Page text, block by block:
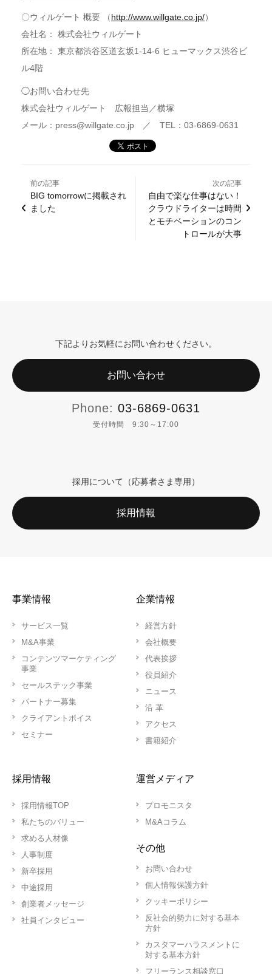
〇ウィルゲート 概要 （http://www.willgate.co.jp/）
会社名： 株式会社ウィルゲート
所在地： 東京都渋谷区道玄坂1-14-6 ヒューマックス渋谷ビ
ル4階
◯お問い合わせ先
株式会社ウィルゲート 広報担当／横塚
メール：press@willgate.co.jp ／ TEL：03-6869-0631
前の記事
BIG tomorrowに掲載され
ました
次の記事
自由で楽な仕事はない！
クラウドライターは時間
とモチベーションのコン
トロールが大事
下記よりお気軽にお問い合わせください。
お問い合わせ
Phone: 03-6869-0631
受付時間 9:30～17:00
採用について（応募者さま専用）
採用情報
事業情報
サービス一覧
M&A事業
コンテンツマーケティング
事業
セールステック事業
パートナー募集
クライアントボイス
セミナー
企業情報
経営方針
会社概要
代表挨拶
役員紹介
ニュース
沿 革
アクセス
書籍紹介
採用情報
採用情報TOP
私たちのバリュー
求める人材像
人事制度
新卒採用
中途採用
創業者メッセージ
社員インタビュー
運営メディア
プロモニスタ
M&Aコラム
その他
お問い合わせ
個人情報保護方針
クッキーポリシー
反社会的勢力に対する基本
方針
カスタマーハラスメントに
対する基本方針
フリーランス相談窓口